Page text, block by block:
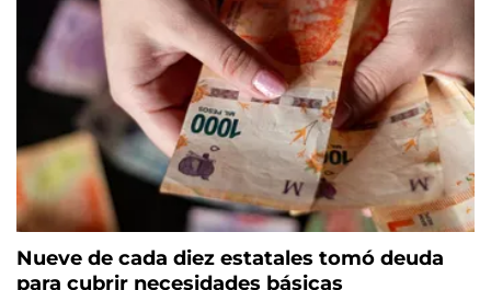
Nueve de cada diez estatales tomó deuda
para cubrir necesidades básicas